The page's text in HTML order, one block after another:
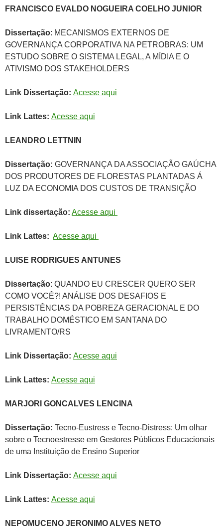
FRANCISCO EVALDO NOGUEIRA COELHO JUNIOR
Dissertação: MECANISMOS EXTERNOS DE
GOVERNANÇA CORPORATIVA NA PETROBRAS: UM
ESTUDO SOBRE O SISTEMA LEGAL, A MÍDIA E O
ATIVISMO DOS STAKEHOLDERS
Link Dissertação: Acesse aqui
Link Lattes: Acesse aqui
LEANDRO LETTNIN
Dissertação: GOVERNANÇA DA ASSOCIAÇÃO GAÚCHA
DOS PRODUTORES DE FLORESTAS PLANTADAS Á
LUZ DA ECONOMIA DOS CUSTOS DE TRANSIÇÃO
Link dissertação: Acesse aqui
Link Lattes: Acesse aqui
LUISE RODRIGUES ANTUNES
Dissertação: QUANDO EU CRESCER QUERO SER
COMO VOCÊ?! ANÁLISE DOS DESAFIOS E
PERSISTÊNCIAS DA POBREZA GERACIONAL E DO
TRABALHO DOMÉSTICO EM SANTANA DO
LIVRAMENTO/RS
Link Dissertação: Acesse aqui
Link Lattes: Acesse aqui
MARJORI GONCALVES LENCINA
Dissertação: Tecno-Eustress e Tecno-Distress: Um olhar
sobre o Tecnoestresse em Gestores Públicos Educacionais
de uma Instituição de Ensino Superior
Link Dissertação: Acesse aqui
Link Lattes: Acesse aqui
NEPOMUCENO JERONIMO ALVES NETO